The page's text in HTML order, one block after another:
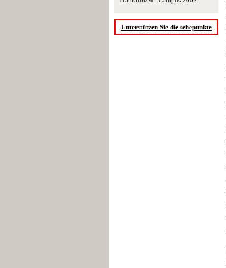
Unterstützen Sie die sehepunkte